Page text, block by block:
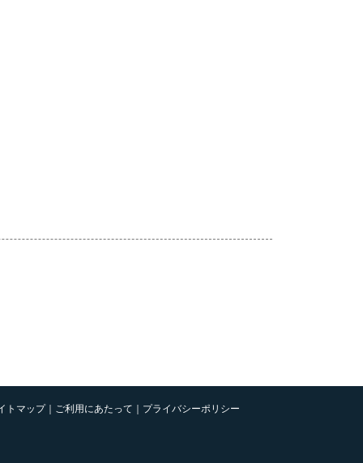
トマップ｜ ご利用にあたって プライバシーポリシー